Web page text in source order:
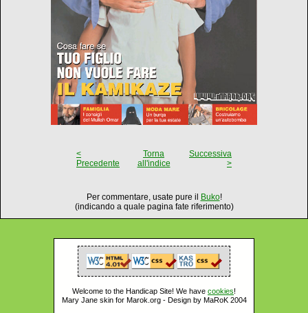
<
Precedente
Torna
all'indice
Successiva
>
Per commentare, usate pure il Buko!
(indicando a quale pagina fate riferimento)
Welcome to the Handicap Site! We have cookies!
Mary Jane skin for Marok.org - Design by MaRoK 2004